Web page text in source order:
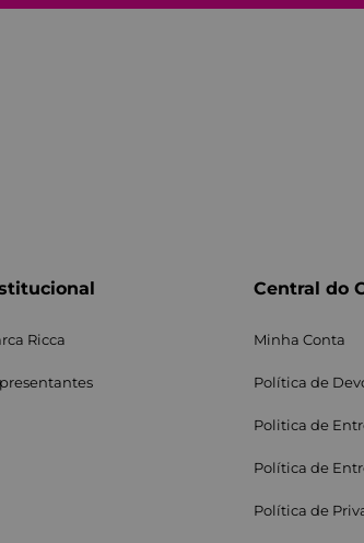
Ricca
Central do
Minha Conta
Política de
Politica de
Política de
Política de